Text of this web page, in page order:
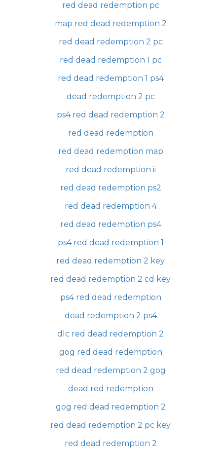
red dead redemption pc
map red dead redemption 2
red dead redemption 2 pc
red dead redemption 1 pc
red dead redemption 1 ps4
dead redemption 2 pc
ps4 red dead redemption 2
red dead redemption
red dead redemption map
red dead redemption ii
red dead redemption ps2
red dead redemption 4
red dead redemption ps4
ps4 red dead redemption 1
red dead redemption 2 key
red dead redemption 2 cd key
ps4 red dead redemption
dead redemption 2 ps4
dlc red dead redemption 2
gog red dead redemption
red dead redemption 2 gog
dead red redemption
gog red dead redemption 2
red dead redemption 2 pc key
red dead redemption 2